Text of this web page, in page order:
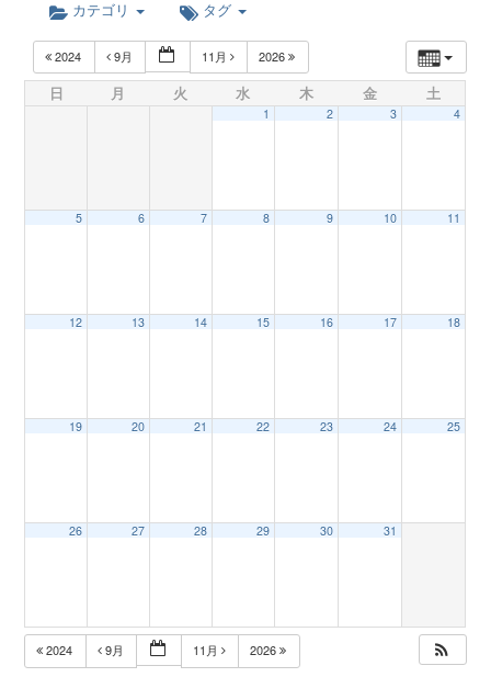
t
i
カテゴリ タグ
2024 9月 11月 2026
日 月 火 水 木 金 土
1 2 3 4
5 6 7 8 9 10 11
12 13 14 15 16 17 18
19 20 21 22 23 24 25
26 27 28 29 30 31
2024 9月 11月 2026